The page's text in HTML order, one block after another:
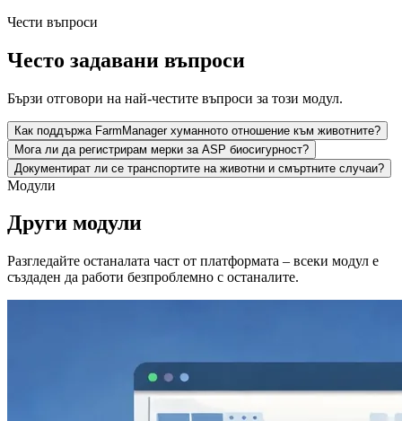
Чести въпроси
Често задавани въпроси
Бързи отговори на най-честите въпроси за този модул.
Как поддържа FarmManager хуманното отношение към животните?
Мога ли да регистрирам мерки за ASP биосигурност?
Документират ли се транспортите на животни и смъртните случаи?
Модули
Други модули
Разгледайте останалата част от платформата – всеки модул е
създаден да работи безпроблемно с останалите.